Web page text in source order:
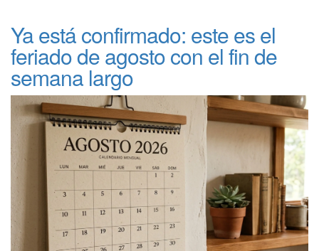
Ya está confirmado: este es el
feriado de agosto con el fin de
semana largo